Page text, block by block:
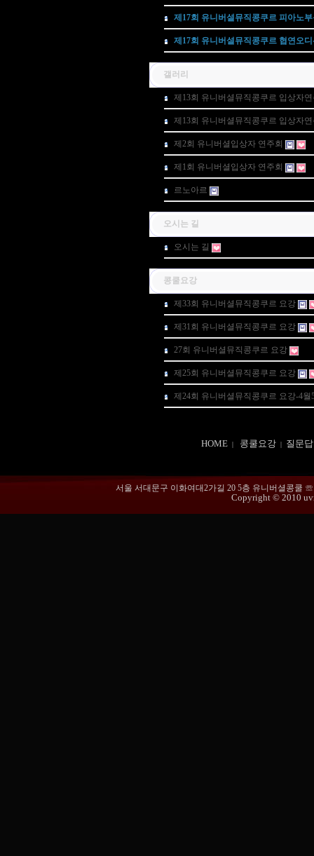
제17회 유니버셜뮤직콩쿠르 피아노
제17회 유니버셜뮤직콩쿠르 협연오
갤러리
제13회 유니버셜뮤직콩쿠르 입상자
제13회 유니버셜뮤직콩쿠르 입상자
제2회 유니버셜입상자 연주회
제1회 유니버셜입상자 연주회
르노아르
오시는 길
오시는 길
콩쿨요강
제33회 유니버셜뮤직콩쿠르 요강
제31회 유니버셜뮤직콩쿠르 요강
27회 유니버셜뮤직콩쿠르 요강
제25회 유니버셜뮤직콩쿠르 요강
제24회 유니버셜뮤직콩쿠르 요강-4월
HOME | 콩쿨요강 | 질문
서울 서대문구 이화여대2가길 20 5층 유니버셜콩쿨 ☏
Copyright © 2010